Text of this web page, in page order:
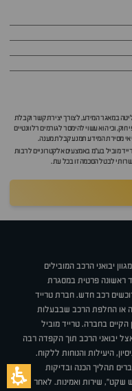
במאגר המידע, לצורך יצירת קשר וקבלת
וכי הוא עשוי להימסר לגורמים רלוונטיים
אי מסירת המידע תמנע קבלת מענה.
מוביל בע"מ באמצעים אלקטרוניים לרבות
יבואני הרכב המובילים
ראשונה פרטית במסגרת
רכב חדש. חברת טרייד
או החלפת הרכב שבבעלות
בחברה. טרייד מוביל
יבואני הרכב תוך הקפדה רבה
היעילות והנוחות ללקוח.
תהליך הכנה ובדיקות
שקט", שירות ואמינות. לאחר